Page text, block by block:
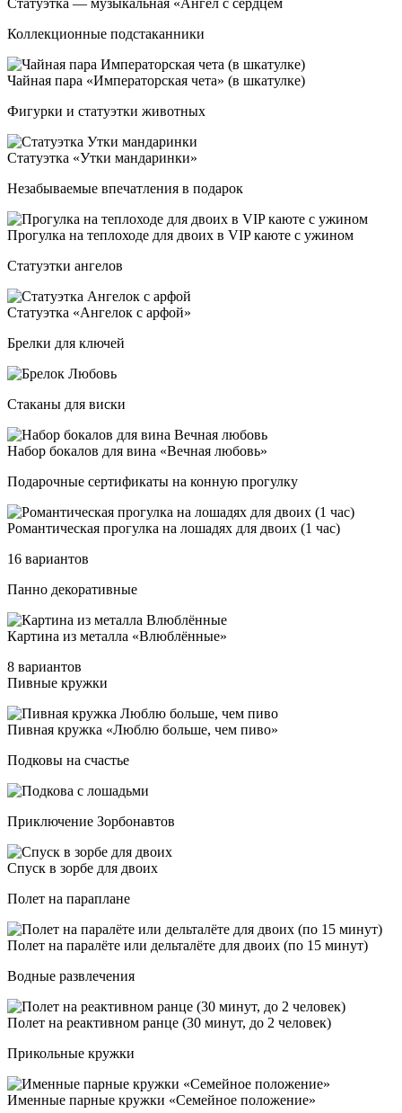
Ста­ту­эт­ка — му­зы­каль­ная «Ангел с сер­дцем
Коллекционные подстаканники
Чай­ная па­ра «Импе­ра­тор­ская че­та» (в шка­тул­ке)
Фигурки и статуэтки животных
Ста­ту­эт­ка «Утки ман­да­рин­ки»
Незабываемые впечатления в подарок
Про­гул­ка на теп­ло­хо­де для дво­их в VIP ка­юте с ужи­ном
Статуэтки ангелов
Ста­ту­эт­ка «Анге­лок с ар­фой»
Брелки для ключей
Стаканы для виски
Набор бо­ка­лов для ви­на «Веч­ная лю­бовь»
Подарочные сертификаты на конную прогулку
Роман­ти­чес­кая про­гул­ка на ло­ша­дях для дво­их (1 час)
16 вариантов
Панно декоративные
Кар­ти­на из ме­тал­ла «Влюб­лён­ные»
8 вариантов
Пивные кружки
Пив­ная круж­ка «Люб­лю боль­ше, чем пи­во»
Подковы на счастье
Приключение Зорбонавтов
Спуск в зор­бе для дво­их
Полет на параплане
Полет на па­ра­лё­те или дель­та­лё­те для дво­их (по 15 ми­нут)
Водные развлечения
Полет на ре­ак­тив­ном ран­це (30 ми­нут, до 2 че­ло­век)
Прикольные кружки
Имен­ные пар­ные круж­ки «Семей­ное по­ло­же­ние»